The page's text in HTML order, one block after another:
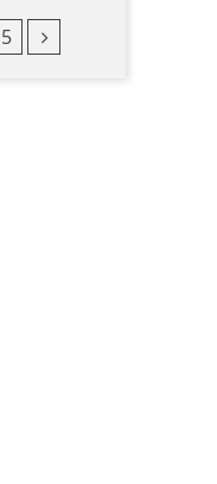
5 Nächste Seite